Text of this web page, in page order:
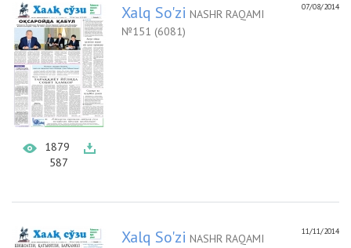
1879
587
07/08/2014
Xalq So'zi NASHR RAQAMI
№151 (6081)
11/11/2014
Xalq So'zi NASHR RAQAMI